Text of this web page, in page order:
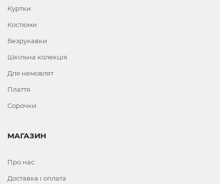
Куртки
Костюми
Безрукавки
Шкільна колекція
Для немовлят
Плаття
Сорочки
МАГАЗИН
Про нас
Доставка і оплата